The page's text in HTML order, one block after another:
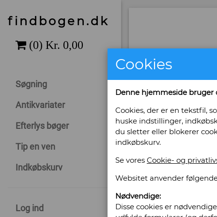
findbogen.dk
Søgning
Antikvariater
Efterlys bøger
Tip en ven
Indkøbskurv
Log ind
Sælges af:
Storgade 38 B
Cookies
Denne hjemmeside bruger
Cookies, der er en tekstfil,
huske indstillinger,
du sletter eller blokerer
indkøbskurv.
Se vores Cookie- og
Websitet anvender
Nødvendige:
Disse cookies er